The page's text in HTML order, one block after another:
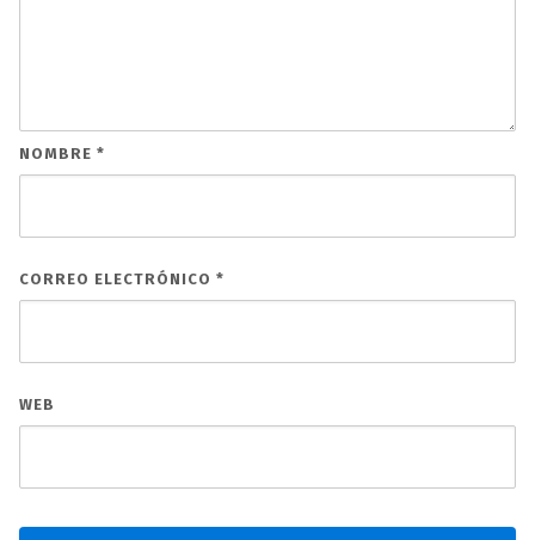
NOMBRE *
CORREO ELECTRÓNICO *
WEB